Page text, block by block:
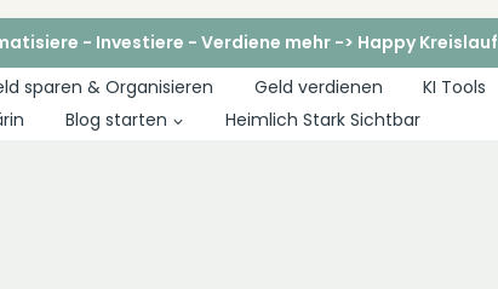
- Investiere - Verdiene mehr -> Happy Kreislauf
sparen & Organisieren Geld verdienen KI Tools
Blog starten Heimlich Stark Sichtbar